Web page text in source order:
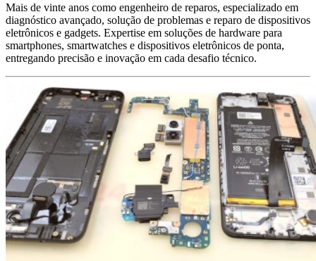
Mais de vinte anos como engenheiro de reparos, especializado em
diagnóstico avançado, solução de problemas e reparo de dispositivos
eletrônicos e gadgets. Expertise em soluções de hardware para
smartphones, smartwatches e dispositivos eletrônicos de ponta,
entregando precisão e inovação em cada desafio técnico.